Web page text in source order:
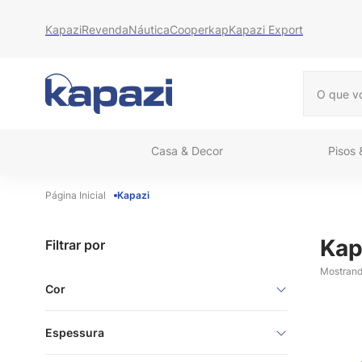
KapaziRevendaNáuticaCooperkapKapazi Export
Casa & Decor Pisos
Kapazi
Filtrar por
Cor
Azul
Espessura